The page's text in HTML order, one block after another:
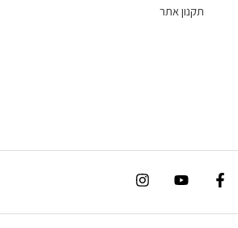
תקנון אתר